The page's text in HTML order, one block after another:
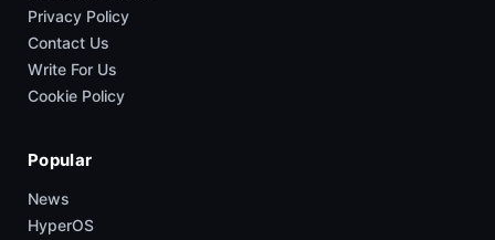
Privacy Policy
Contact Us
Write For Us
Cookie Policy
Popular
News
HyperOS